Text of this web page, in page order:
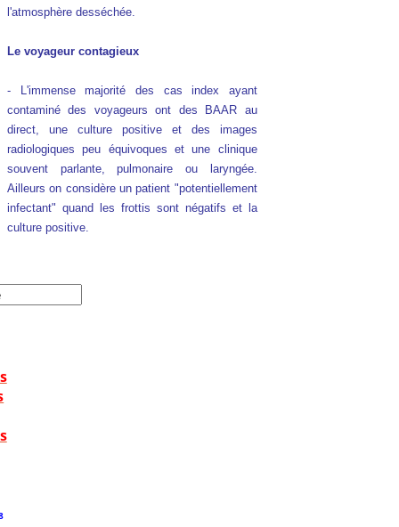
l'atmosphère desséchée.
Le voyageur contagieux
- L'immense majorité des cas index ayant
contaminé des voyageurs ont des BAAR au
direct, une culture positive et des images
radiologiques peu équivoques et une clinique
souvent parlante, pulmonaire ou laryngée.
Ailleurs on considère un patient "potentiellement
infectant" quand les frottis sont négatifs et la
culture positive.